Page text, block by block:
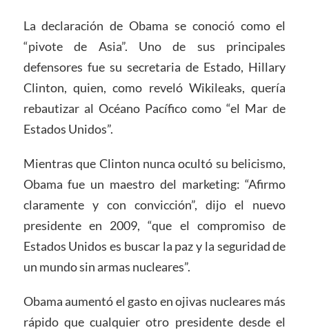
La declaración de Obama se conoció como el
“pivote de Asia”. Uno de sus principales
defensores fue su secretaria de Estado, Hillary
Clinton, quien, como reveló Wikileaks, quería
rebautizar al Océano Pacífico como “el Mar de
Estados Unidos”.
Mientras que Clinton nunca ocultó su belicismo,
Obama fue un maestro del marketing: “Afirmo
claramente y con convicción”, dijo el nuevo
presidente en 2009, “que el compromiso de
Estados Unidos es buscar la paz y la seguridad de
un mundo sin armas nucleares”.
Obama aumentó el gasto en ojivas nucleares más
rápido que cualquier otro presidente desde el